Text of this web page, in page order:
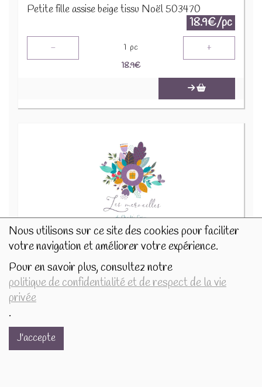
Nous utilisons sur ce site des cookies pour faciliter
votre navigation et améliorer votre expérience.
Pour en savoir plus, consultez notre
politique de confidentialité et de respect de la vie
privée
.
J'accepte
Petite fille assise beige tissu Noël 503470
18.9€/pc
- 1 pc +
18.9€
Photophore 6cm Neige givre maisons 505270
- 1 pc +